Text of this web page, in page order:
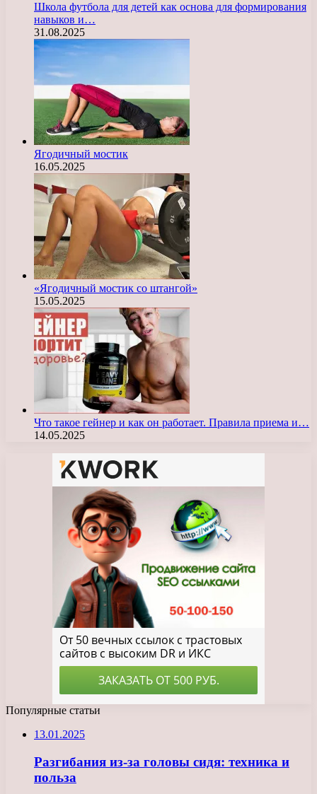
Школа футбола для детей как основа для формирования
навыков и…
31.08.2025
Ягодичный мостик
16.05.2025
«Ягодичный мостик со штангой»
15.05.2025
Что такое гейнер и как он работает. Правила приема и…
14.05.2025
Популярные статьи
13.01.2025
Разгибания из-за головы сидя: техника и
польза